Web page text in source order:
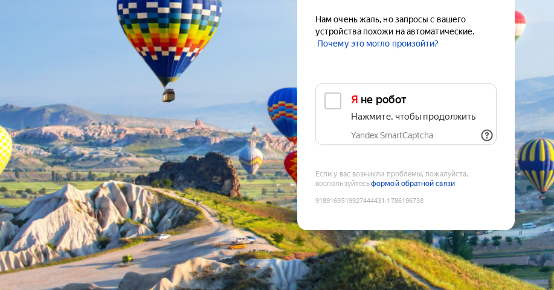
Нам очень жаль, но запросы с вашего
устройства похожи на автоматические.
Почему это могло произойти?
Я не робот
Нажмите, чтобы продолжить
Yandex SmartCaptcha
Если у вас возникли проблемы, пожалуйста,
воспользуйтесьформой обратной связи
9189169519927444431 :1786196738